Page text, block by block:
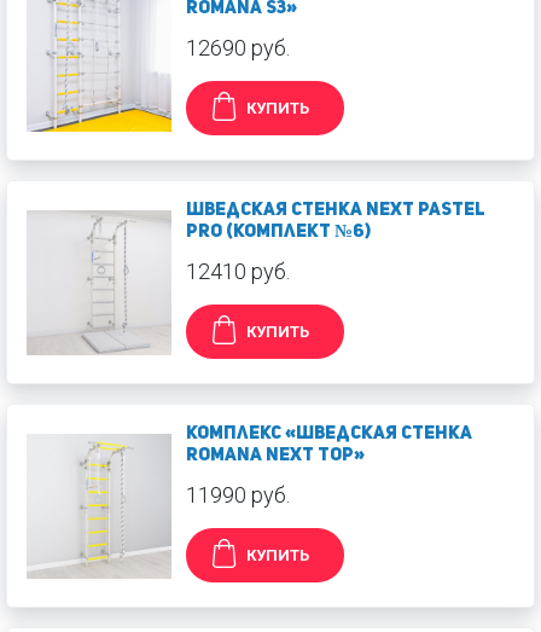
ROMANA S3»
12690 руб.
КУПИТЬ
Шведская стенка Next Pastel
PRO (Комплект №6)
12410 руб.
КУПИТЬ
Комплекс «Шведская стенка
ROMANA Next Top»
11990 руб.
КУПИТЬ